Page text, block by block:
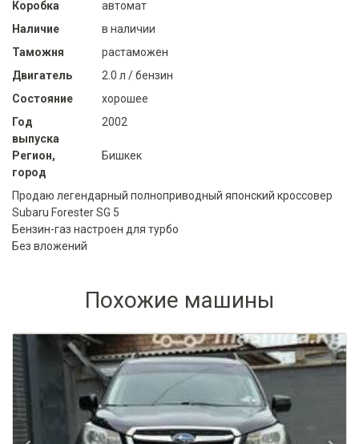
Коробка
автомат
Наличие
в наличии
Таможня
растаможен
Двигатель
2.0 л / бензин
Состояние
хорошее
Год
выпуска
2002
Регион,
город
Бишкек
Продаю легендарный полноприводный японский кроссовер
Subaru Forester SG 5
Бензин-газ настроен для турбо
Без вложений
Похожие машины